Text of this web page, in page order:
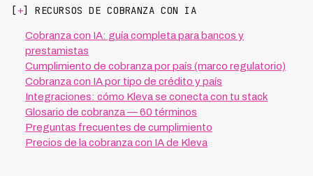
[ +] RECURSOS DE COBRANZA CON IA
Cobranza con IA: guía completa para bancos y
prestamistas
Cumplimiento de cobranza por país (marco regulatorio)
Cobranza con IA por tipo de crédito y país
Integraciones: cómo Kleva se conecta con tu stack
Glosario de cobranza — 60 términos
Preguntas frecuentes de cumplimiento
Precios de la cobranza con IA de Kleva